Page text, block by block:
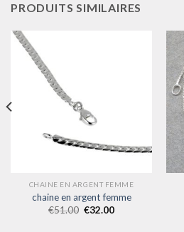
PRODUITS SIMILAIRES
CHAINE EN ARGENT FEMME
chaine en argent femme
€51.00 €32.00